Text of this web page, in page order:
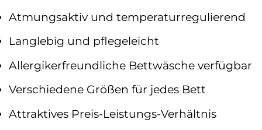
Atmungsaktiv und temperaturregulierend
Langlebig und pflegeleicht
Allergikerfreundliche Bettwäsche verfügbar
Verschiedene Größen für jedes Bett
Attraktives Preis-Leistungs-Verhältnis